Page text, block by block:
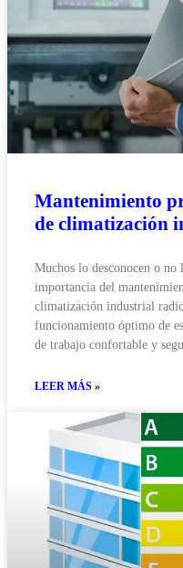
Mantenimiento
de climatización
Muchos lo desconocen o no
importancia del
climatización industrial
funcionamiento óptimo de
de trabajo confortable y
LEER MÁS »